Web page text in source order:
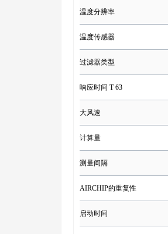
温度分辨率
温度传感器
过滤器类型
响应时间 T 63
大风速
计算量
测量间隔
AIRCHIP的重复性
启动时间